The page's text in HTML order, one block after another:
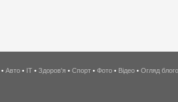
• Авто • IT • Здоров'я • Спорт • Фото • Відео • Огляд